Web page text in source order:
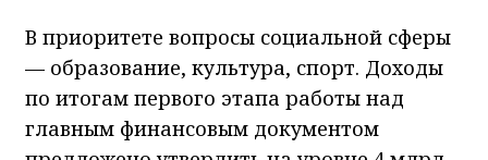
В приоритете вопросы социальной сферы
— образование, культура, спорт. Доходы
по итогам первого этапа работы над
главным финансовым документом